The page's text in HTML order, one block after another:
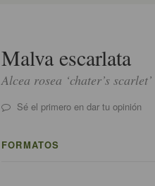
Malva escarlata
Alcea rosea ‘chater’s scarlet’
Sé el primero en dar tu opinión
FORMATOS